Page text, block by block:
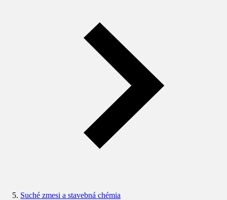
Suché zmesi a stavebná chémia